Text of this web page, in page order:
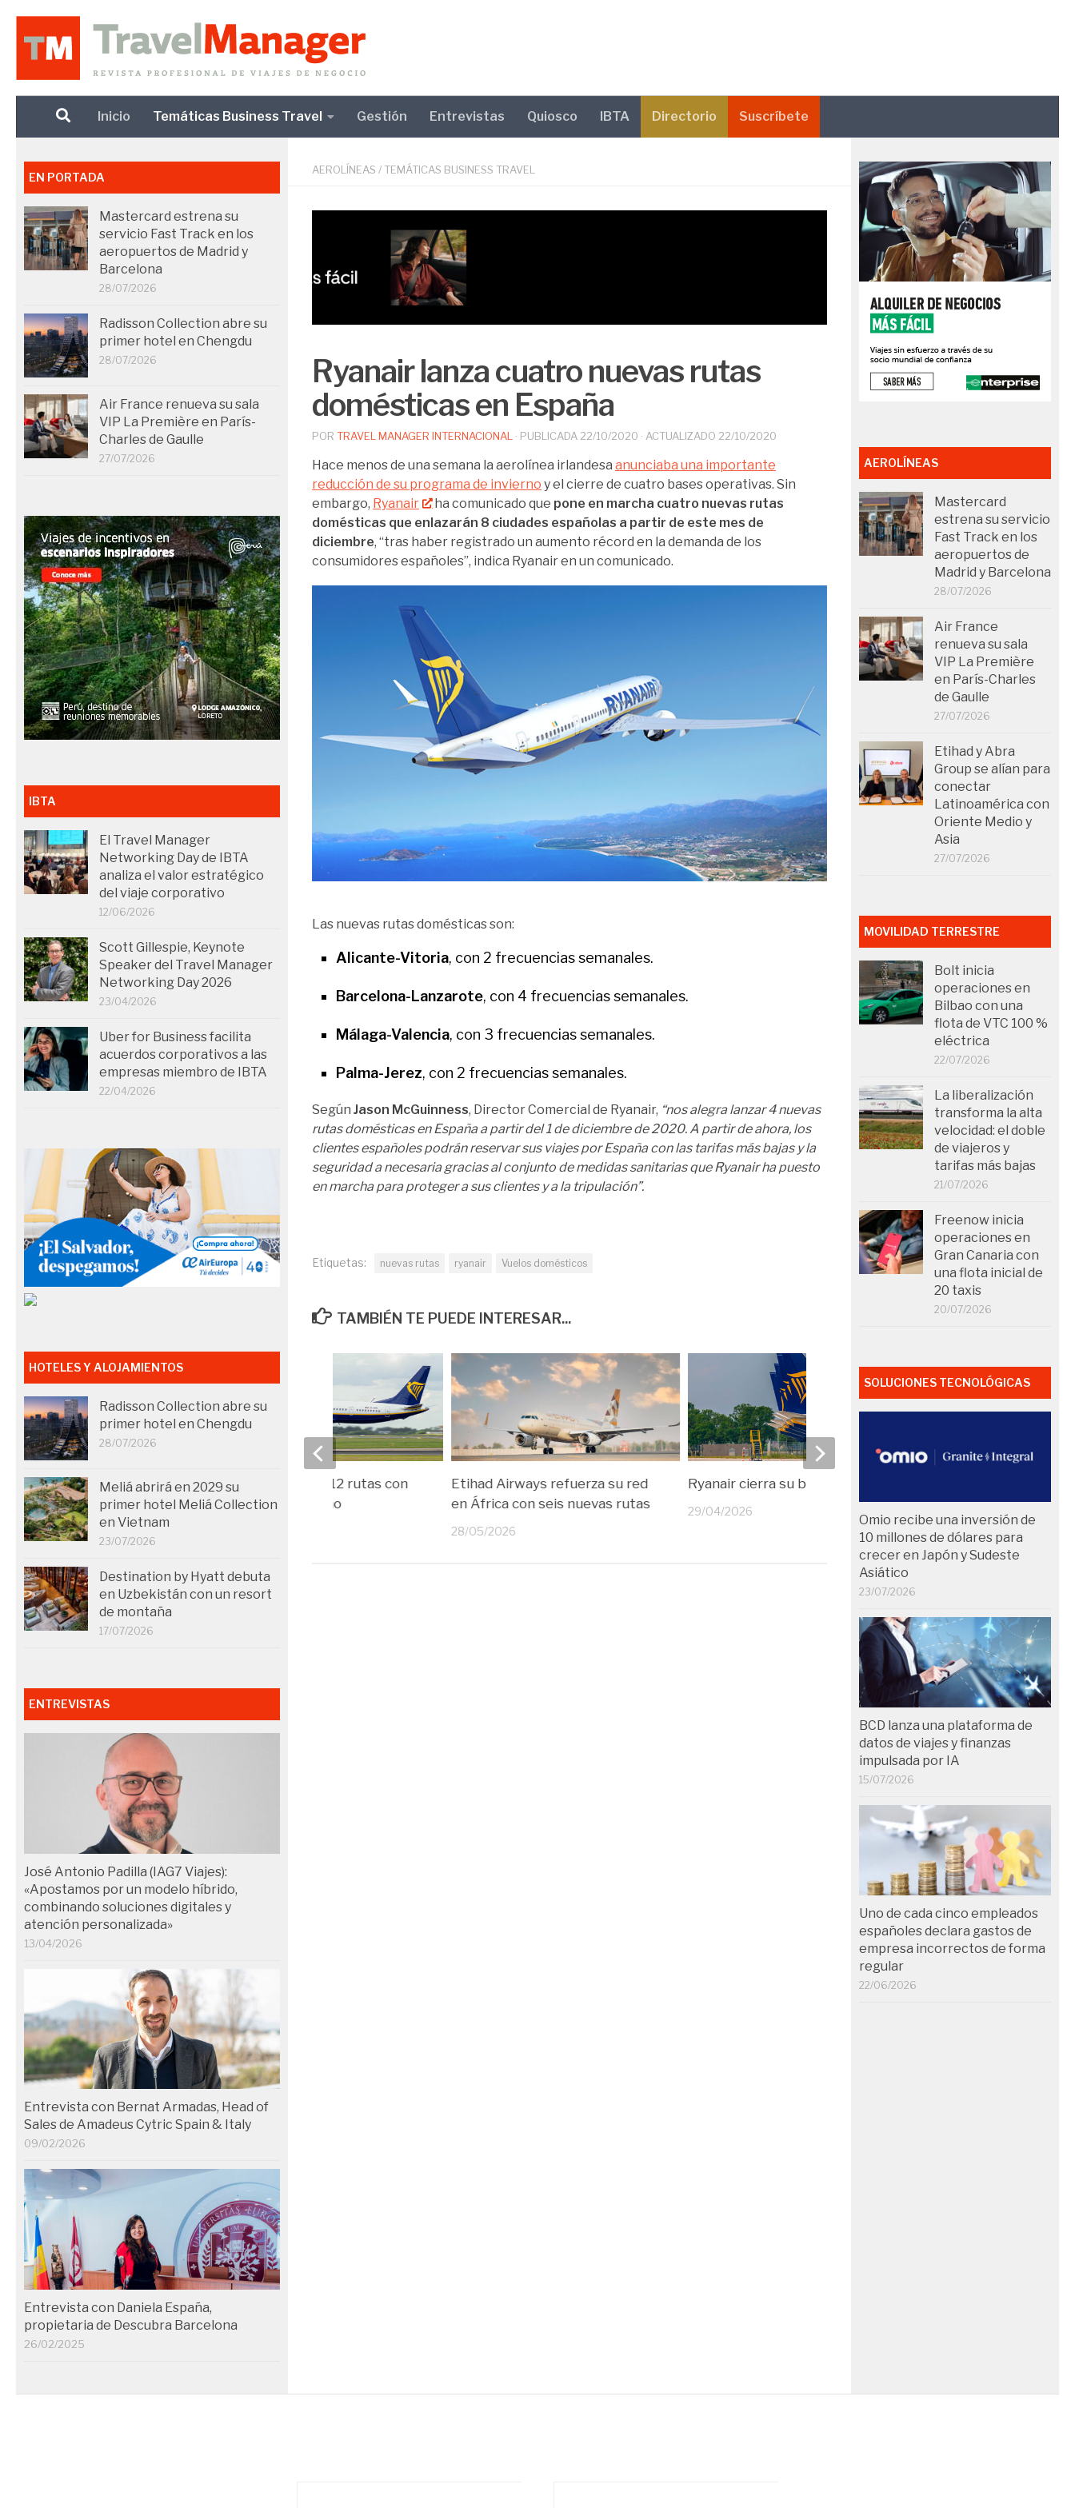
Debajo del contenido
Inicio Temáticas Business Travel Gestión Entrevistas Quiosco IBTA Directorio Suscríbete
AEROLÍNEAS / TEMÁTICAS BUSINESS TRAVEL
Ryanair lanza cuatro nuevas rutas
domésticas en España
POR TRAVEL MANAGER INTERNACIONAL · PUBLICADA 22/10/2020 · ACTUALIZADO 22/10/2020
Hace menos de una semana la aerolínea irlandesa anunciaba una importante
reducción de su programa de invierno y el cierre de cuatro bases operativas. Sin
embargo, Ryanair ha comunicado que pone en marcha cuatro nuevas rutas
domésticas que enlazarán 8 ciudades españolas a partir de este mes de
diciembre, “tras haber registrado un aumento récord en la demanda de los
consumidores españoles”, indica Ryanair en un comunicado.
Las nuevas rutas domésticas son:
Alicante-Vitoria, con 2 frecuencias semanales.
Barcelona-Lanzarote, con 4 frecuencias semanales.
Málaga-Valencia, con 3 frecuencias semanales.
Palma-Jerez, con 2 frecuencias semanales.
Según Jason McGuinness, Director Comercial de Ryanair, “nos alegra lanzar 4 nuevas
rutas domésticas en España a partir del 1 de diciembre de 2020. A partir de ahora, los
clientes españoles podrán reservar sus viajes por España con las tarifas más bajas y la
seguridad a necesaria gracias al conjunto de medidas sanitarias que Ryanair ha puesto
en marcha para proteger a sus clientes y a la tripulación”.
Etiquetas: nuevas rutas ryanair Vuelos domésticos
TAMBIÉN TE PUEDE INTERESAR...
Etihad Airways refuerza su red
en África con seis nuevas rutas
28/05/2026
Ryanair cierra su base en Berlín
29/04/2026
asientos en España
03/09/2025
Ryanair cancelará 12 rutas con
España este verano
EN PORTADA
Mastercard estrena su
servicio Fast Track en los
aeropuertos de Madrid y
Barcelona
28/07/2026
Radisson Collection abre su
primer hotel en Chengdu
28/07/2026
Air France renueva su sala
VIP La Première en París-
Charles de Gaulle
27/07/2026
IBTA
El Travel Manager
Networking Day de IBTA
analiza el valor estratégico
del viaje corporativo
12/06/2026
Scott Gillespie, Keynote
Speaker del Travel Manager
Networking Day 2026
23/04/2026
Uber for Business facilita
acuerdos corporativos a las
empresas miembro de IBTA
22/04/2026
HOTELES Y ALOJAMIENTOS
Radisson Collection abre su
primer hotel en Chengdu
28/07/2026
Meliá abrirá en 2029 su
primer hotel Meliá Collection
en Vietnam
23/07/2026
Destination by Hyatt debuta
en Uzbekistán con un resort
de montaña
17/07/2026
ENTREVISTAS
José Antonio Padilla (IAG7 Viajes):
«Apostamos por un modelo híbrido,
combinando soluciones digitales y
atención personalizada»
13/04/2026
Entrevista con Bernat Armadas, Head of
Sales de Amadeus Cytric Spain & Italy
09/02/2026
Entrevista con Daniela España,
propietaria de Descubra Barcelona
26/02/2025
AEROLÍNEAS
Mastercard
estrena su servicio
Fast Track en los
aeropuertos de
Madrid y Barcelona
28/07/2026
Air France
renueva su sala
VIP La Première
en París-Charles
de Gaulle
27/07/2026
Etihad y Abra
Group se alían para
conectar
Latinoamérica con
Oriente Medio y
Asia
27/07/2026
MOVILIDAD TERRESTRE
Bolt inicia
operaciones en
Bilbao con una
flota de VTC 100 %
eléctrica
22/07/2026
La liberalización
transforma la alta
velocidad: el doble
de viajeros y
tarifas más bajas
21/07/2026
Freenow inicia
operaciones en
Gran Canaria con
una flota inicial de
20 taxis
20/07/2026
SOLUCIONES TECNOLÓGICAS
Omio recibe una inversión de
10 millones de dólares para
crecer en Japón y Sudeste
Asiático
23/07/2026
BCD lanza una plataforma de
datos de viajes y finanzas
impulsada por IA
15/07/2026
Uno de cada cinco empleados
españoles declara gastos de
empresa incorrectos de forma
regular
22/06/2026